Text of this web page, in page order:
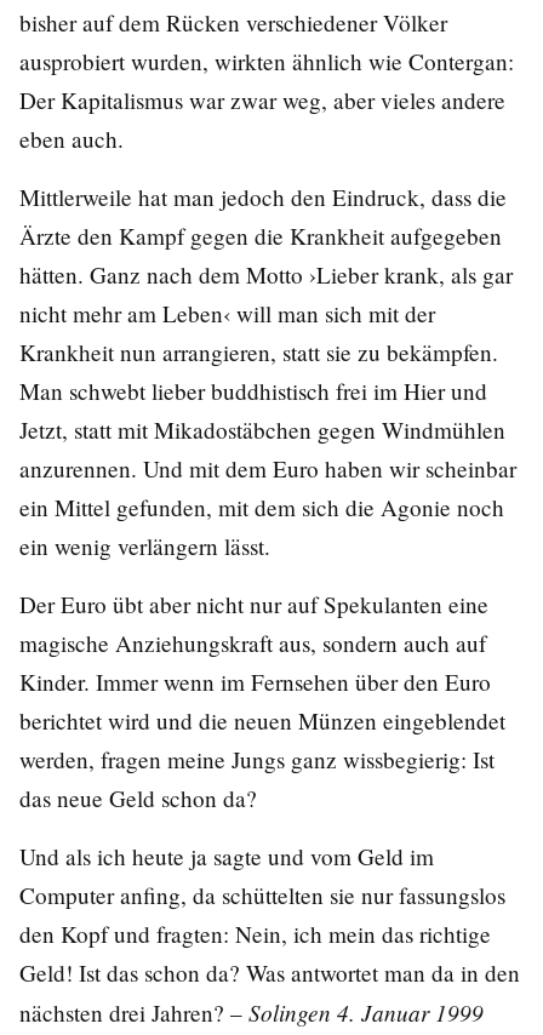
bisher auf dem Rücken verschiedener Völker
ausprobiert wurden, wirkten ähnlich wie Contergan:
Der Kapitalismus war zwar weg, aber vieles andere
eben auch.
Mittlerweile hat man jedoch den Eindruck, dass die
Ärzte den Kampf gegen die Krankheit aufgegeben
hätten. Ganz nach dem Motto ›Lieber krank, als gar
nicht mehr am Leben‹ will man sich mit der
Krankheit nun arrangieren, statt sie zu bekämpfen.
Man schwebt lieber buddhistisch frei im Hier und
Jetzt, statt mit Mikadostäbchen gegen Windmühlen
anzurennen. Und mit dem Euro haben wir scheinbar
ein Mittel gefunden, mit dem sich die Agonie noch
ein wenig verlängern lässt.
Der Euro übt aber nicht nur auf Spekulanten eine
magische Anziehungskraft aus, sondern auch auf
Kinder. Immer wenn im Fernsehen über den Euro
berichtet wird und die neuen Münzen eingeblendet
werden, fragen meine Jungs ganz wissbegierig: Ist
das neue Geld schon da?
Und als ich heute ja sagte und vom Geld im
Computer anfing, da schüttelten sie nur fassungslos
den Kopf und fragten: Nein, ich mein das richtige
Geld! Ist das schon da? Was antwortet man da in den
nächsten drei Jahren? – Solingen 4. Januar 1999